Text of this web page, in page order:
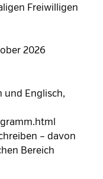
Freiwilligen
2026
und Englisch,
– davon
Bereich